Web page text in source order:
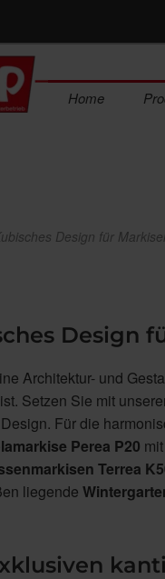
Home
Design für
Design
Architektur- und
Setzen Sie mit
Für die
Perea P20
Terrea
liegende